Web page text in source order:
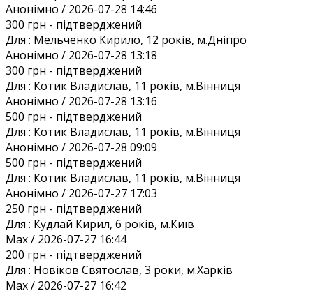
Анонiмно / 2026-07-28 14:46
300 грн - підтверджений
Для : Мельченко Кирило, 12 років, м.Дніпро
Анонiмно / 2026-07-28 13:18
300 грн - підтверджений
Для : Котик Владислав, 11 років, м.Вінниця
Анонiмно / 2026-07-28 13:16
500 грн - підтверджений
Для : Котик Владислав, 11 років, м.Вінниця
Анонiмно / 2026-07-28 09:09
500 грн - підтверджений
Для : Котик Владислав, 11 років, м.Вінниця
Анонiмно / 2026-07-27 17:03
250 грн - підтверджений
Для : Кудлай Кирил, 6 років, м.Київ
Max / 2026-07-27 16:44
200 грн - підтверджений
Для : Новіков Святослав, 3 роки, м.Харків
Max / 2026-07-27 16:42